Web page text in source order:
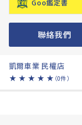
Goo鑑定書
聯絡我們
凱爾車業 民權店
★ ★ ★ ★ ★ （0件）